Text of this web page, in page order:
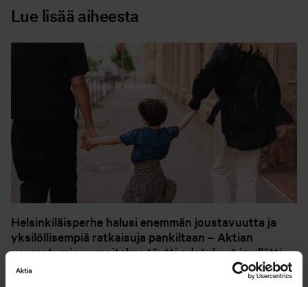
Lue lisää aiheesta
Helsinkiläisperhe halusi enemmän joustavuutta ja
yksilöllisempiä ratkaisuja pankiltaan – Aktian
vaurastumissuunnitelma täytti odotukset ja yllätti
iloisesti